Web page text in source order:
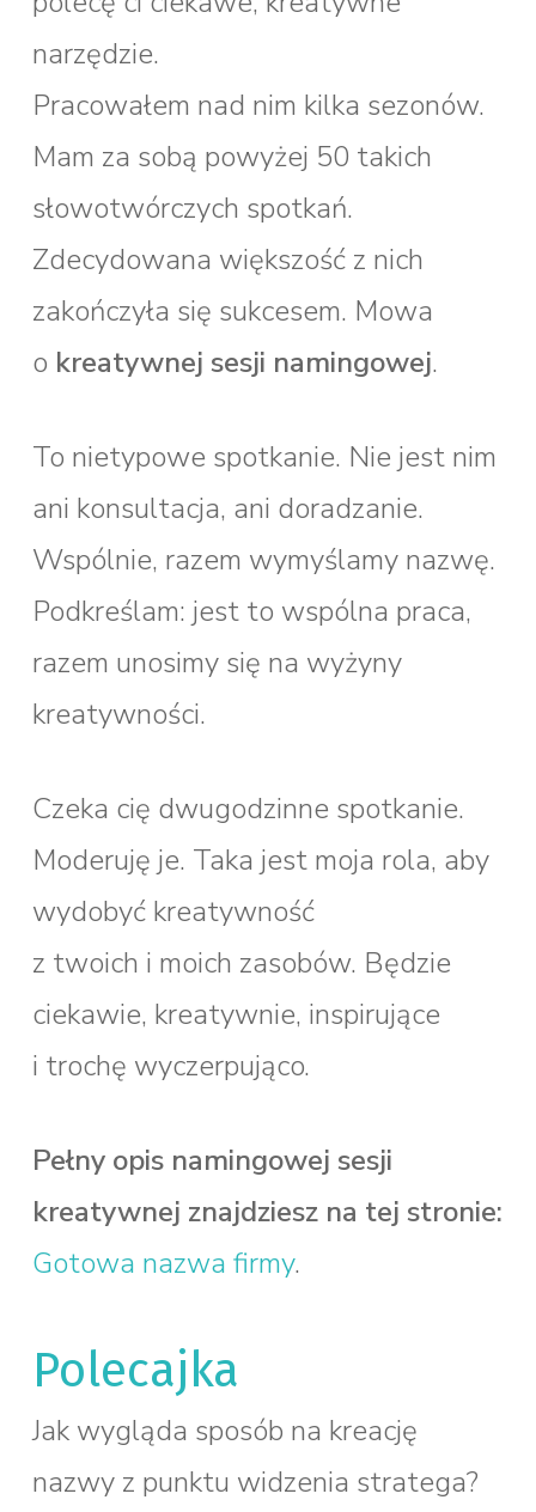
narzędzie.
Pracowałem nad nim kilka sezonów.
Mam za sobą powyżej 50 takich
słowotwórczych spotkań.
Zdecydowana większość z nich
zakończyła się sukcesem. Mowa
o kreatywnej sesji namingowej.
To nietypowe spotkanie. Nie jest nim
ani konsultacja, ani doradzanie.
Wspólnie, razem wymyślamy nazwę.
Podkreślam: jest to wspólna praca,
razem unosimy się na wyżyny
kreatywności.
Czeka cię dwugodzinne spotkanie.
Moderuję je. Taka jest moja rola, aby
wydobyć kreatywność
z twoich i moich zasobów. Będzie
ciekawie, kreatywnie, inspirujące
i trochę wyczerpująco.
Pełny opis namingowej sesji
kreatywnej znajdziesz na tej stronie:
Gotowa nazwa firmy.
Polecajka
Jak wygląda sposób na kreację
nazwy z punktu widzenia stratega?